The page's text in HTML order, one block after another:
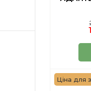
Ціна для